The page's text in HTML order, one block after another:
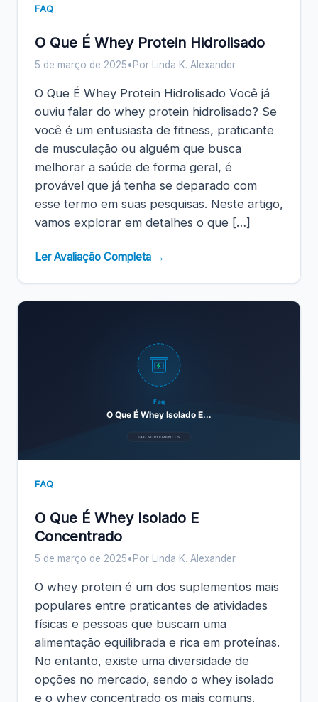
FAQ
O Que É Whey Protein Hidrolisado
5 de março de 2025• Por Linda K. Alexander
O Que É Whey Protein Hidrolisado Você já
ouviu falar do whey protein hidrolisado? Se
você é um entusiasta de fitness, praticante
de musculação ou alguém que busca
melhorar a saúde de forma geral, é
provável que já tenha se deparado com
esse termo em suas pesquisas. Neste artigo,
vamos explorar em detalhes o que […]
Ler Avaliação Completa →
Faq
O Que É Whey Isolado E...
FAQ SUPLEMENTOS
FAQ
O Que É Whey Isolado E
Concentrado
5 de março de 2025• Por Linda K. Alexander
O whey protein é um dos suplementos mais
populares entre praticantes de atividades
físicas e pessoas que buscam uma
alimentação equilibrada e rica em proteínas.
No entanto, existe uma diversidade de
opções no mercado, sendo o whey isolado
e o whey concentrado os mais comuns.